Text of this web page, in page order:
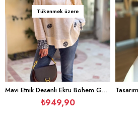
Tükenmek üzere
Mavi Etnik Desenli Ekru Bohem Gömlek
₺949,90